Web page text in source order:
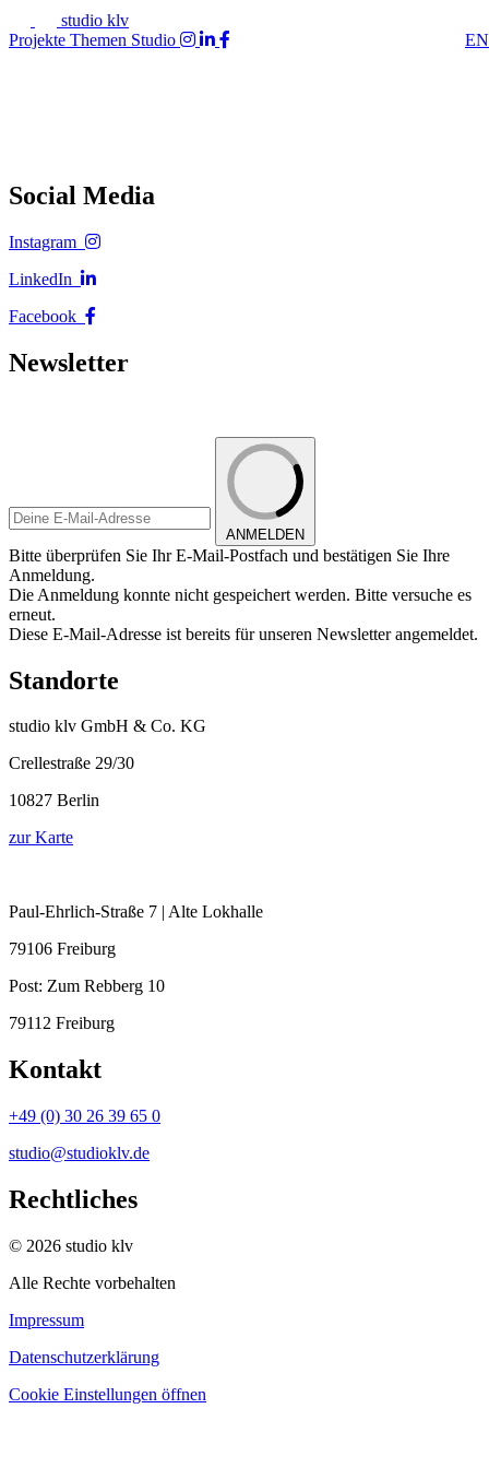
studio klv
Projekte Themen Studio EN
Social Media
Instagram
LinkedIn
Facebook
Newsletter
ANMELDEN
Bitte überprüfen Sie Ihr E-Mail-Postfach und bestätigen Sie Ihre
Anmeldung.
Die Anmeldung konnte nicht gespeichert werden. Bitte versuche es
erneut.
Diese E-Mail-Adresse ist bereits für unseren Newsletter angemeldet.
Standorte
studio klv GmbH & Co. KG
Crellestraße 29/30
10827 Berlin
zur Karte
Paul-Ehrlich-Straße 7 | Alte Lokhalle
79106 Freiburg
Post: Zum Rebberg 10
79112 Freiburg
Kontakt
+49 (0) 30 26 39 65 0
studio@studioklv.de
Rechtliches
© 2026 studio klv
Alle Rechte vorbehalten
Impressum
Datenschutzerklärung
Cookie Einstellungen öffnen